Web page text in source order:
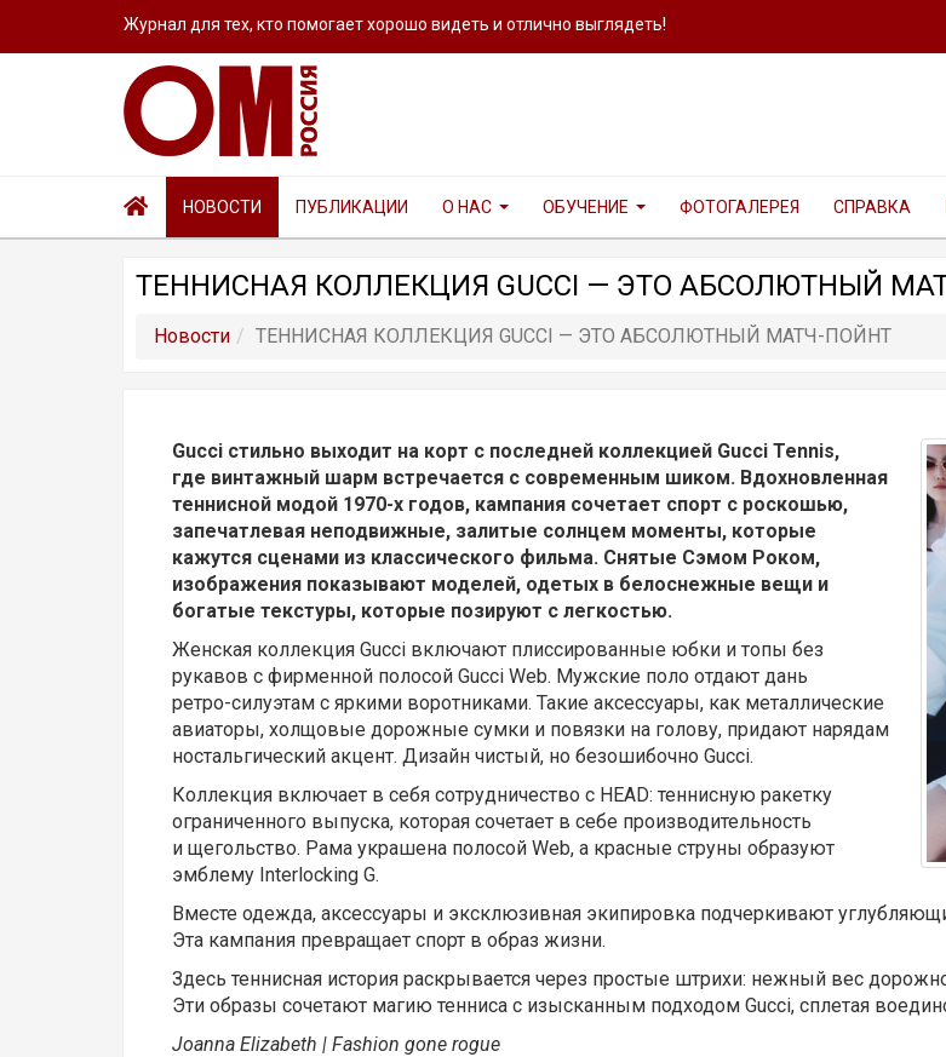
Журнал для тех, кто помогает хорошо видеть и отлично выглядеть!
НОВОСТИ ПУБЛИКАЦИИ О НАС ОБУЧЕНИЕ ФОТОГАЛЕРЕЯ СПРАВКА
ТЕННИСНАЯ КОЛЛЕКЦИЯ GUCCI — ЭТО АБСОЛЮТНЫЙ
Новости ТЕННИСНАЯ КОЛЛЕКЦИЯ GUCCI — ЭТО АБСОЛЮТНЫЙ МАТЧ-ПОЙНТ
Gucci стильно выходит на корт с последней коллекцией Gucci Tennis,
где винтажный шарм встречается с современным шиком. Вдохновленная
теннисной модой 1970-х годов, кампания сочетает спорт с роскошью,
запечатлевая неподвижные, залитые солнцем моменты, которые
кажутся сценами из классического фильма. Снятые Сэмом Роком,
изображения показывают моделей, одетых в белоснежные вещи и
богатые текстуры, которые позируют с легкостью.
Женская коллекция Gucci включают плиссированные юбки и топы без
рукавов с фирменной полосой Gucci Web. Мужские поло отдают дань
ретро-силуэтам с яркими воротниками. Такие аксессуары, как металлические
авиаторы, холщовые дорожные сумки и повязки на голову, придают нарядам
ностальгический акцент. Дизайн чистый, но безошибочно Gucci.
Коллекция включает в себя сотрудничество с HEAD: теннисную ракетку
ограниченного выпуска, которая сочетает в себе производительность
и щегольство. Рама украшена полосой Web, а красные струны образуют
эмблему Interlocking G.
Вместе одежда, аксессуары и эксклюзивная экипировка подчеркивают
Эта кампания превращает спорт в образ жизни.
Здесь теннисная история раскрывается через простые штрихи: нежный вес
Эти образы сочетают магию тенниса с изысканным подходом Gucci, сплетая
Joanna Elizabeth | Fashion gone rogue